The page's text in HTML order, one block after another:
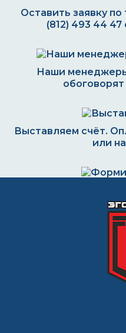
Оставить заявку
(812) 493 44 47
Наши
Выставляем счёт.
или
Какой наждачкой